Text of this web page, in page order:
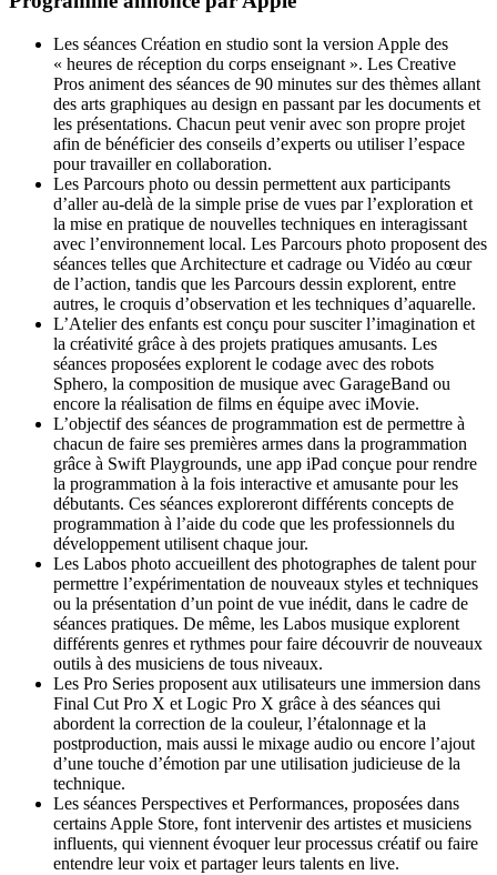
Les séances Création en studio sont la version Apple des
« heures de réception du corps enseignant ». Les Creative
Pros animent des séances de 90 minutes sur des thèmes allant
des arts graphiques au design en passant par les documents et
les présentations. Chacun peut venir avec son propre projet
afin de bénéficier des conseils d’experts ou utiliser l’espace
pour travailler en collaboration.
Les Parcours photo ou dessin permettent aux participants
d’aller au-delà de la simple prise de vues par l’exploration et
la mise en pratique de nouvelles techniques en interagissant
avec l’environnement local. Les Parcours photo proposent des
séances telles que Architecture et cadrage ou Vidéo au cœur
de l’action, tandis que les Parcours dessin explorent, entre
autres, le croquis d’observation et les techniques d’aquarelle.
L’Atelier des enfants est conçu pour susciter l’imagination et
la créativité grâce à des projets pratiques amusants. Les
séances proposées explorent le codage avec des robots
Sphero, la composition de musique avec GarageBand ou
encore la réalisation de films en équipe avec iMovie.
L’objectif des séances de programmation est de permettre à
chacun de faire ses premières armes dans la programmation
grâce à Swift Playgrounds, une app iPad conçue pour rendre
la programmation à la fois interactive et amusante pour les
débutants. Ces séances exploreront différents concepts de
programmation à l’aide du code que les professionnels du
développement utilisent chaque jour.
Les Labos photo accueillent des photographes de talent pour
permettre l’expérimentation de nouveaux styles et techniques
ou la présentation d’un point de vue inédit, dans le cadre de
séances pratiques. De même, les Labos musique explorent
différents genres et rythmes pour faire découvrir de nouveaux
outils à des musiciens de tous niveaux.
Les Pro Series proposent aux utilisateurs une immersion dans
Final Cut Pro X et Logic Pro X grâce à des séances qui
abordent la correction de la couleur, l’étalonnage et la
postproduction, mais aussi le mixage audio ou encore l’ajout
d’une touche d’émotion par une utilisation judicieuse de la
technique.
Les séances Perspectives et Performances, proposées dans
certains Apple Store, font intervenir des artistes et musiciens
influents, qui viennent évoquer leur processus créatif ou faire
entendre leur voix et partager leurs talents en live.